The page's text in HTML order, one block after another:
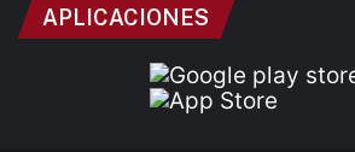
APLICACIONES